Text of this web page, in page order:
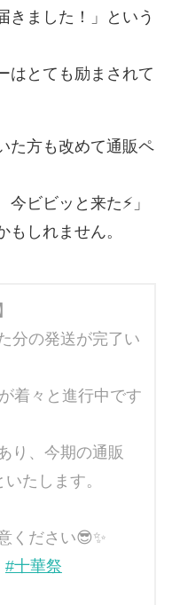
きました！」という
はとても励まされて
た方も改めて通販ペ
ビビッと来た⚡」
しれません。
分の発送が完了い
着々と進行中です
り、今期の通販
たします。
ください😎✨
#十華祭